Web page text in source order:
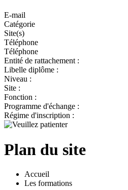
E-mail
Catégorie
Site(s)
Téléphone
Téléphone
Entité de rattachement :
Libelle diplôme :
Niveau :
Site :
Fonction :
Programme d'échange :
Régime d'inscription :
Plan du site
Accueil
Les formations